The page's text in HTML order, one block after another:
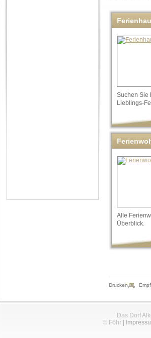
Suchen Sie
Lieblings-
Alle
Überblick.
Drucken
Das Dorf
© Föhr|